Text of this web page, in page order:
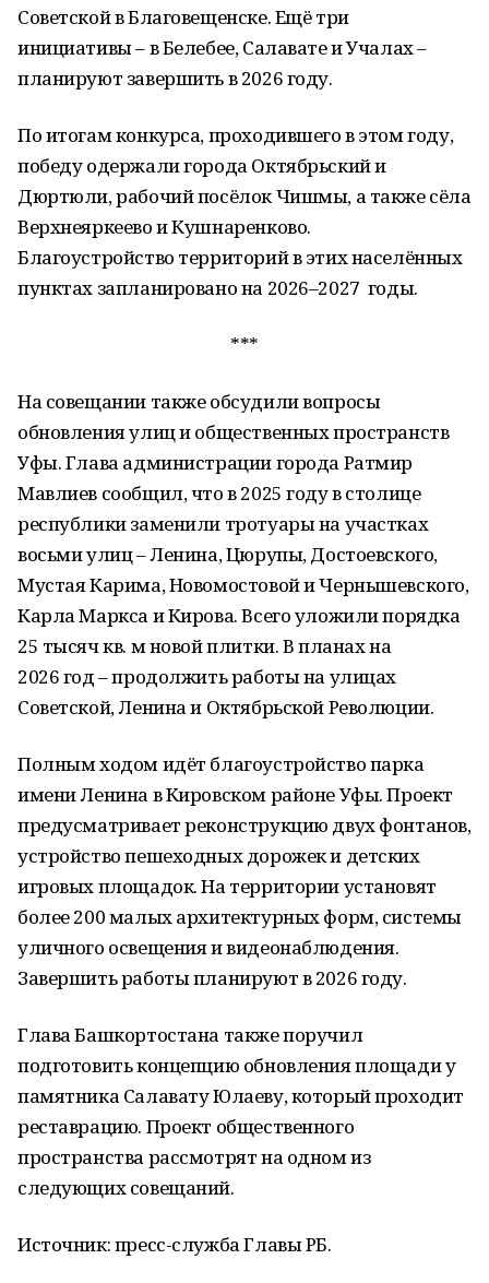
Советской в Благовещенске. Ещё три
инициативы – в Белебее, Салавате и Учалах –
планируют завершить в 2026 году.
По итогам конкурса, проходившего в этом году,
победу одержали города Октябрьский и
Дюртюли, рабочий посёлок Чишмы, а также сёла
Верхнеяркеево и Кушнаренково.
Благоустройство территорий в этих населённых
пунктах запланировано на 2026–2027 годы.
***
На совещании также обсудили вопросы
обновления улиц и общественных пространств
Уфы. Глава администрации города Ратмир
Мавлиев сообщил, что в 2025 году в столице
республики заменили тротуары на участках
восьми улиц – Ленина, Цюрупы, Достоевского,
Мустая Карима, Новомостовой и Чернышевского,
Карла Маркса и Кирова. Всего уложили порядка
25 тысяч кв. м новой плитки. В планах на
2026 год – продолжить работы на улицах
Советской, Ленина и Октябрьской Революции.
Полным ходом идёт благоустройство парка
имени Ленина в Кировском районе Уфы. Проект
предусматривает реконструкцию двух фонтанов,
устройство пешеходных дорожек и детских
игровых площадок. На территории установят
более 200 малых архитектурных форм, системы
уличного освещения и видеонаблюдения.
Завершить работы планируют в 2026 году.
Глава Башкортостана также поручил
подготовить концепцию обновления площади у
памятника Салавату Юлаеву, который проходит
реставрацию. Проект общественного
пространства рассмотрят на одном из
следующих совещаний.
Источник: пресс-служба Главы РБ.